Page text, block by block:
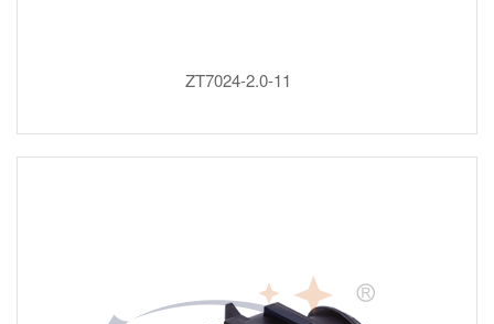
ZT7024-2.0-11